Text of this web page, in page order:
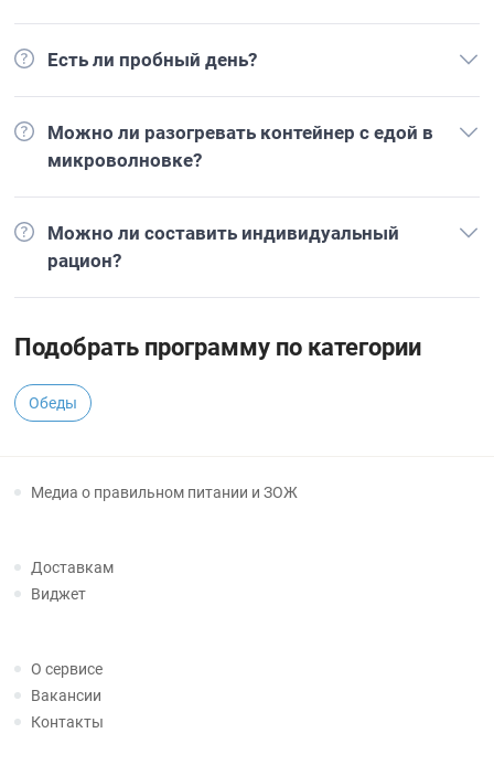
Есть ли пробный день?
Можно ли разогревать контейнер с едой в
микроволновке?
Можно ли составить индивидуальный
рацион?
Подобрать программу по категории
Обеды
Медиа о правильном питании и ЗОЖ
Доставкам
Виджет
О сервисе
Вакансии
Контакты